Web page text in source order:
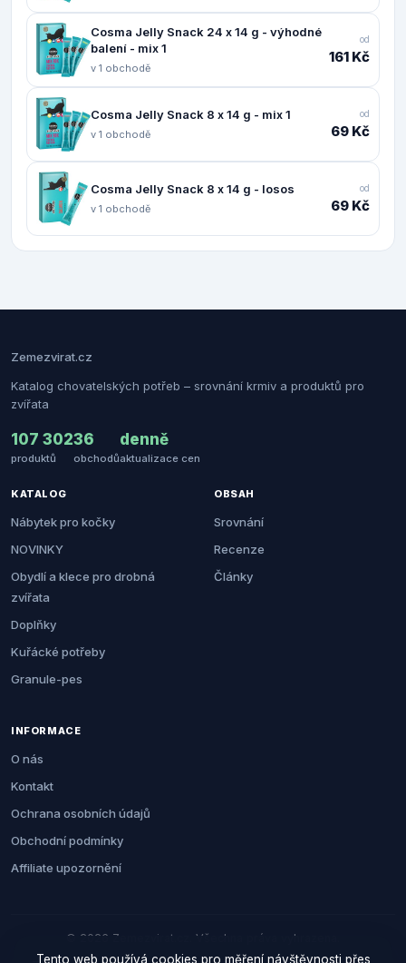
Cosma Jelly Snack 24 x 14 g - výhodné
balení - mix 1
v 1 obchodě
od
161 Kč
Cosma Jelly Snack 8 x 14 g - mix 1
v 1 obchodě
od
69 Kč
Cosma Jelly Snack 8 x 14 g - losos
v 1 obchodě
od
69 Kč
Zemezvirat.cz
Katalog chovatelských potřeb – srovnání krmiv a produktů pro
zvířata
107 302
produktů
36
obchodů
denně
aktualizace cen
KATALOG
Nábytek pro kočky
NOVINKY
Obydlí a klece pro drobná
zvířata
Doplňky
Kuřácké potřeby
Granule-pes
OBSAH
Srovnání
Recenze
Články
INFORMACE
O nás
Kontakt
Ochrana osobních údajů
Obchodní podmínky
Affiliate upozornění
© 2026 Zemezvirat.cz. Všechna práva vyhrazena.
Tento web používá cookies pro měření návštěvnosti přes